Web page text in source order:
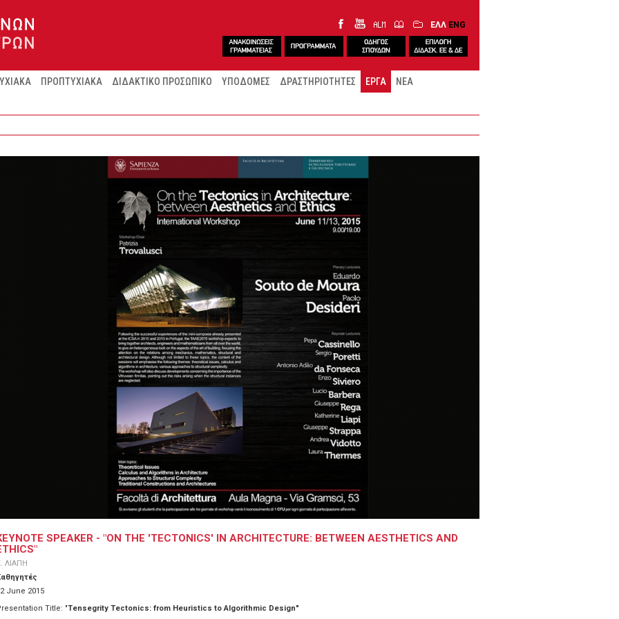
ΕΛΛ ENG
ΠΡΟΠΤΥΧΙΑΚΑ ΔΙΔΑΚΤΙΚΟ ΠΡΟΣΩΠΙΚΟ ΥΠΟΔΟΜΕΣ ΔΡΑΣΤΗΡΙΟΤΗΤΕΣ ΕΡΓΑ
ΝΕΑ
SPEAKER - "ON THE 'TECTONICS' IN ARCHITECTURE: BETWEEN AESTHETICS AND
ΛΙΑΠΗ
June 2015
Title: "Tensegrity Tectonics: from Heuristics to Algorithmic Design"